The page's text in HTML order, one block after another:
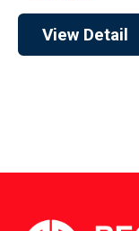
View Detail